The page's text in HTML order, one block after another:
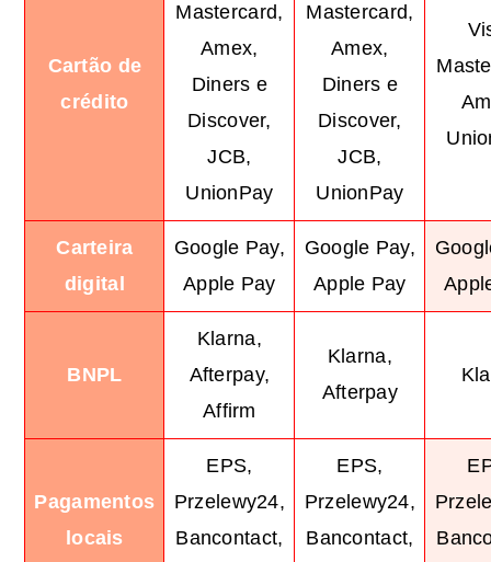
Cartão de
crédito
Mastercard,
Amex,
Diners e
Discover,
JCB,
UnionPay
Mastercard,
Amex,
Diners e
Discover,
JCB,
UnionPay
Carteira
digital
Google Pay,
Apple Pay
Google Pay,
Apple Pay
BNPL
Klarna,
Afterpay,
Affirm
Klarna,
Afterpay
Pagamentos
locais
EPS,
Przelewy24,
Bancontact,
EPS,
Przelewy24,
Bancontact,